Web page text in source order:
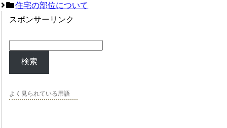
住宅の部位について
スポンサーリンク
検索
よく見られている用語